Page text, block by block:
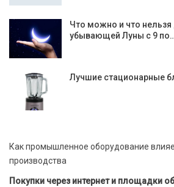
Что можно и что нельзя
убывающей Луны с 9
Лучшие стационарные
Как промышленное оборудование
производства
Покупки через интернет и площадки